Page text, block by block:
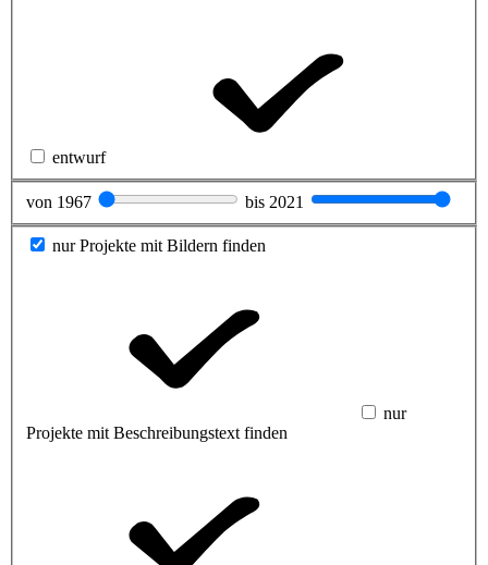
entwurf
von 1967 bis 2021
nur Projekte mit Bildern finden
nur
Projekte mit Beschreibungstext finden